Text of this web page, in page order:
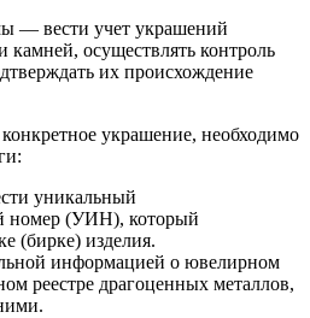
— вести учет украшений
камней, осуществлять контроль
их происхождение
украшение, необходимо
уникальный
номер (УИН), который
(бирке) изделия.
информацией о ювелирном
реестре драгоценных металлов,